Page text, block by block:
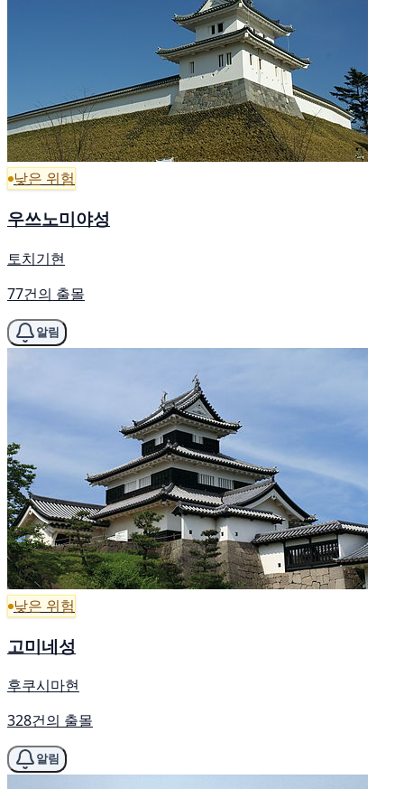
낮은 위험
우쓰노미야성
토치기현
77건의 출몰
알림
낮은 위험
고미네성
후쿠시마현
328건의 출몰
알림